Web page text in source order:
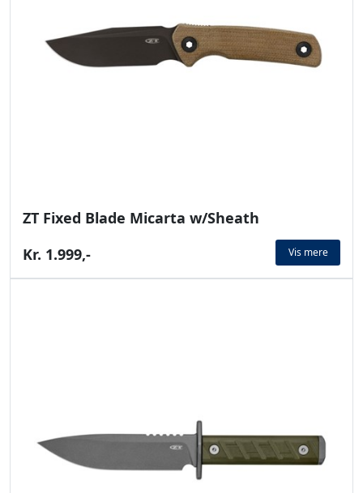
ZT Fixed Blade Micarta w/Sheath
Kr. 1.999,-
Vis mere